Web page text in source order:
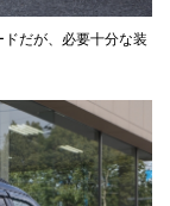
だが、必要十分な装